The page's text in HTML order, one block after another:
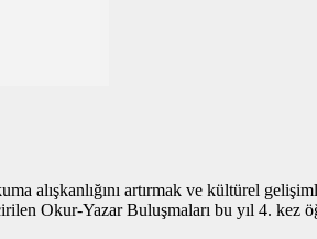
alışkanlığını artırmak ve kültürel
Okur-Yazar Buluşmaları bu yıl 4. kez